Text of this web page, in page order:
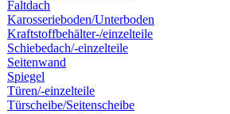
Faltdach
Karosserieboden/Unterboden
Kraftstoffbehälter-/einzelteile
Schiebedach/-einzelteile
Seitenwand
Spiegel
Türen/-einzelteile
Türscheibe/Seitenscheibe